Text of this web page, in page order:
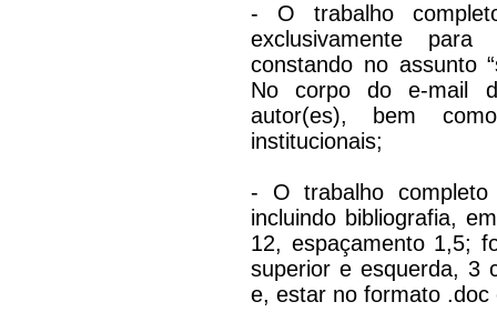
- O trabalho
exclusivamente
constando no assunto
No corpo do e-mail
autor(es), bem
institucionais;
- O trabalho
incluindo bibliografia,
12, espaçamento 1,5;
superior e esquerda, 3
e, estar no formato .doc